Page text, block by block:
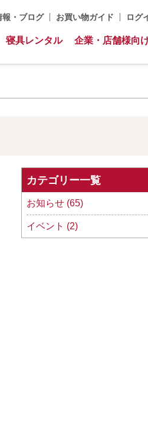
報・ブログ お買い物ガイド ログ
寝具レンタル 企業・店舗様向
カテゴリー一覧
お知らせ (65)
イベント (2)